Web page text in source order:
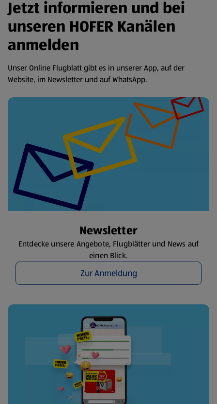
Jetzt informieren und bei
unseren HOFER Kanälen
anmelden
Unser Online Flugblatt gibt es in unserer App, auf der
Website, im Newsletter und auf WhatsApp.
Newsletter
Entdecke unsere Angebote, Flugblätter und News auf
einen Blick.
Zur Anmeldung